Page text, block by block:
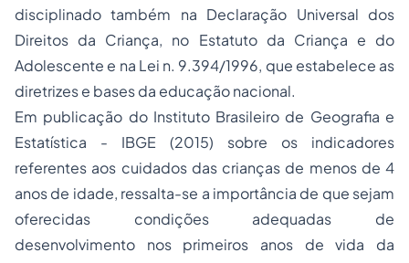
disciplinado também na Declaração Universal dos
Direitos da Criança, no Estatuto da Criança e do
Adolescente e na Lei n. 9.394/1996, que estabelece as
diretrizes e bases da educação nacional.
Em publicação do Instituto Brasileiro de Geografia e
Estatística - IBGE (2015) sobre os indicadores
referentes aos cuidados das crianças de menos de 4
anos de idade, ressalta-se a importância de que sejam
oferecidas condições adequadas de
desenvolvimento nos primeiros anos de vida da